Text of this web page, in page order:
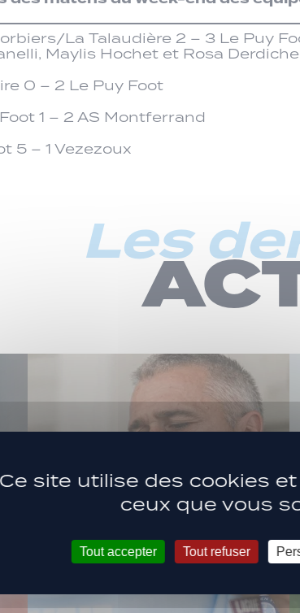
La Talaudière 2 – 3 Le Puy
Maylis Hochet et Rosa Derdiche
0 – 2 Le Puy Foot
1 – 2 AS Montferrand
5 – 1 Vezezoux
Les
Ce site utilise des cookies
ceux que vous
Tout accepter Tout refuser